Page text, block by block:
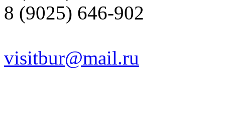
8 (9025) 646-902
visitbur@mail.ru